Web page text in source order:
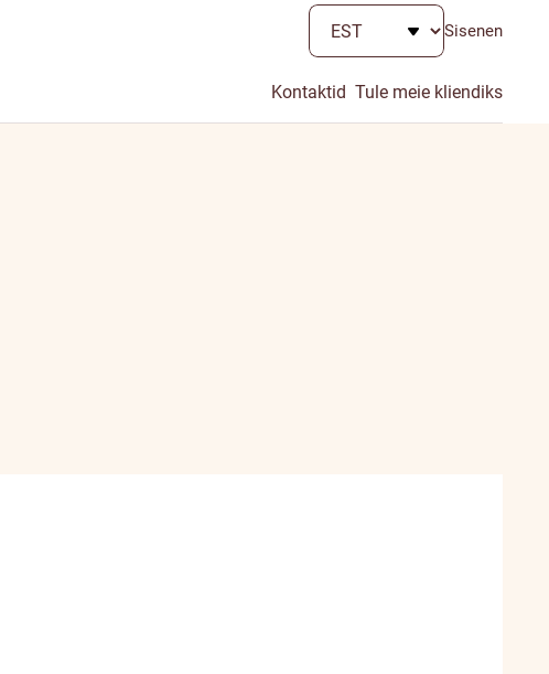
Sisenen
Kontaktid Tule meie kliendiks